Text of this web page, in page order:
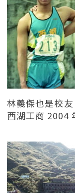
林義傑也是校
西湖工商 2004